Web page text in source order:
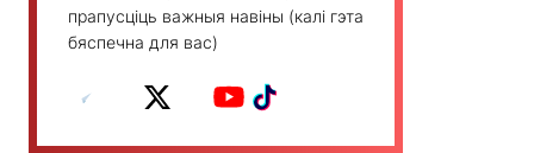
прапусціць важныя навіны (калі гэта
бяспечна для вас)